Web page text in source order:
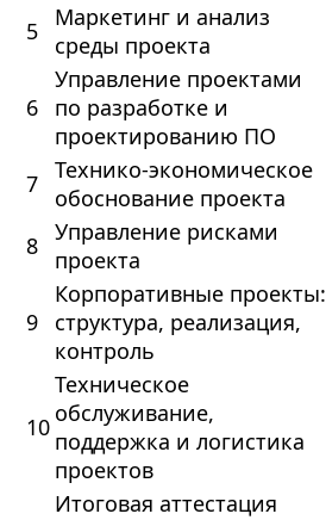
5
Маркетинг и анализ
среды проекта
6
Управление проектами
по разработке и
проектированию ПО
7 Технико-экономическое
обоснование проекта
8 Управление рисками
проекта
9
Корпоративные проекты:
структура, реализация,
контроль
10
Техническое
обслуживание,
поддержка и логистика
проектов
Итоговая аттестация